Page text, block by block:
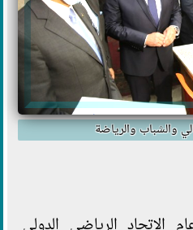
والشباب والرياضة